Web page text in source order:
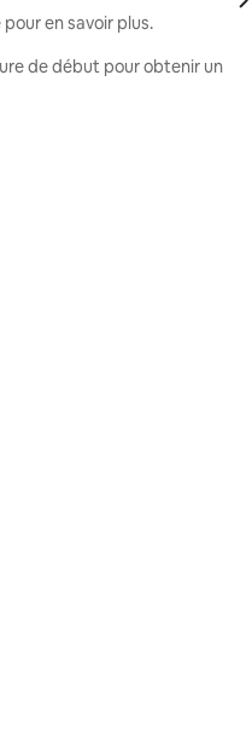
en savoir plus.
de début pour obtenir un